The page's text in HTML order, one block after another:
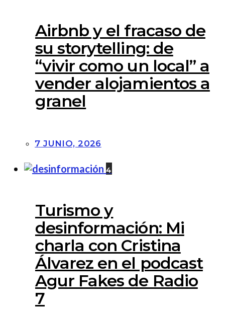
Airbnb y el fracaso de
su storytelling: de
“vivir como un local” a
vender alojamientos a
granel
7 JUNIO, 2026
4
Turismo y
desinformación: Mi
charla con Cristina
Álvarez en el podcast
Agur Fakes de Radio
7